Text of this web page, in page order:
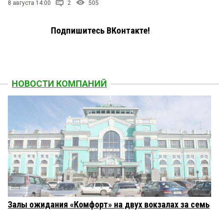
8 августа 14:00 2 505
Подпишитесь ВКонтакте!
НОВОСТИ КОМПАНИЙ
Залы ожидания «Комфорт» на двух вокзалах за семь